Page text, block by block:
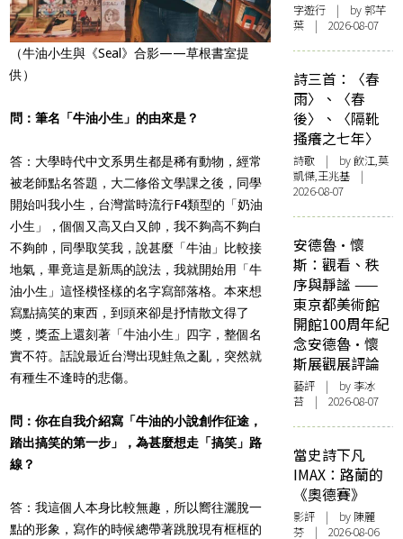
（牛油小生與《Seal》合影——草根書室提
供）
問：筆名「牛油小生」的由來是？
答：大學時代中文系男生都是稀有動物，經常
被老師點名答題，大二修俗文學課之後，同學
開始叫我小生，台灣當時流行F4類型的「奶油
小生」，個個又高又白又帥，我不夠高不夠白
不夠帥，同學取笑我，說甚麼「牛油」比較接
地氣，畢竟這是新馬的說法，我就開始用「牛
油小生」這怪模怪樣的名字寫部落格。本來想
寫點搞笑的東西，到頭來卻是抒情散文得了
獎，獎盃上還刻著「牛油小生」四字，整個名
實不符。話說最近台灣出現鮭魚之亂，突然就
有種生不逢時的悲傷。
問：你在自我介紹寫「牛油的小說創作征途，
踏出搞笑的第一步」，為甚麼想走「搞笑」路
線？
答：我這個人本身比較無趣，所以嚮往灑脫一
點的形象，寫作的時候總帶著跳脫現有框框的
字遊行 | by 郭芊
葉 | 2026-08-07
詩三首：〈春
雨〉、〈春
後〉、〈隔靴
搔癢之七年〉
詩歌 | by 飲江,莫
凱傑,王兆基 |
2026-08-07
安德魯·懷
斯：觀看、秩
序與靜謐 ——
東京都美術館
開館100周年紀
念安德魯·懷
斯展觀展評論
藝評 | by 李冰
苔 | 2026-08-07
當史詩下凡
IMAX：路蘭的
《奧德賽》
影評 | by 陳麗
芬 | 2026-08-06